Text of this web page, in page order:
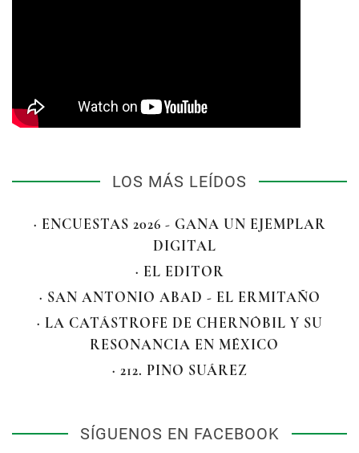
LOS MÁS LEÍDOS
· ENCUESTAS 2026 - GANA UN EJEMPLAR
DIGITAL
· EL EDITOR
· SAN ANTONIO ABAD - EL ERMITAÑO
· LA CATÁSTROFE DE CHERNÓBIL Y SU
RESONANCIA EN MÉXICO
· 212. PINO SUÁREZ
SÍGUENOS EN FACEBOOK